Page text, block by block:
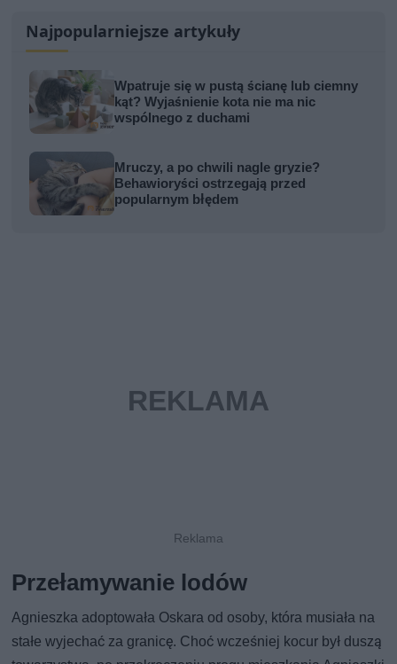
Najpopularniejsze artykuły
Wpatruje się w pustą ścianę lub ciemny
kąt? Wyjaśnienie kota nie ma nic
wspólnego z duchami
Mruczy, a po chwili nagle gryzie?
Behawioryści ostrzegają przed
popularnym błędem
Przełamywanie lodów
Agnieszka adoptowała Oskara od osoby, która musiała na
stałe wyjechać za granicę. Choć wcześniej kocur był duszą